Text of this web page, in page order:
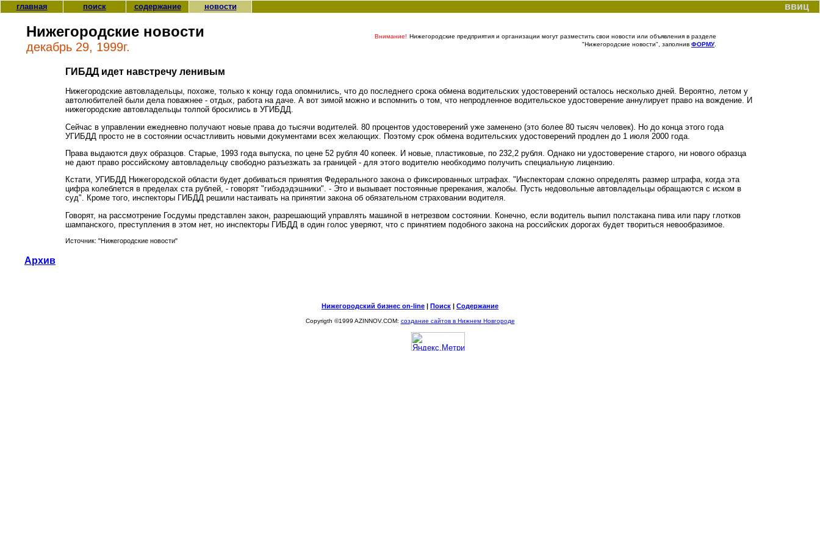
главная поиск содержание новости ввиц
Нижегородские новости
декабрь 29, 1999г.
Внимание! Нижегородские предприятия и организации могут разместить свои новости или объявления в разделе
"Нижегородские новости", заполнив ФОРМУ.
ГИБДД идет навстречу ленивым
Нижегородские автовладельцы, похоже, только к концу года опомнились, что до последнего срока обмена водительских удостоверений осталось несколько дней. Вероятно, летом у
автолюбителей были дела поважнее - отдых, работа на даче. А вот зимой можно и вспомнить о том, что непродленное водительское удостоверение аннулирует право на вождение. И
нижегородские автовладельцы толпой бросились в УГИБДД.
Сейчас в управлении ежедневно получают новые права до тысячи водителей. 80 процентов удостоверений уже заменено (это более 80 тысяч человек). Но до конца этого года
УГИБДД просто не в состоянии осчастливить новыми документами всех желающих. Поэтому срок обмена водительских удостоверений продлен до 1 июля 2000 года.
Права выдаются двух образцов. Старые, 1993 года выпуска, по цене 52 рубля 40 копеек. И новые, пластиковые, по 232,2 рубля. Однако ни удостоверение старого, ни нового образца
не дают право российскому автовладельцу свободно разъезжать за границей - для этого водителю необходимо получить специальную лицензию.
Кстати, УГИБДД Нижегородской области будет добиваться принятия Федерального закона о фиксированных штрафах. "Инспекторам сложно определять размер штрафа, когда эта
цифра колеблется в пределах ста рублей, - говорят "гибэдэдэшники". - Это и вызывает постоянные пререкания, жалобы. Пусть недовольные автовладельцы обращаются с иском в
суд". Кроме того, инспекторы ГИБДД решили настаивать на принятии закона об обязательном страховании водителя.
Говорят, на рассмотрение Госдумы представлен закон, разрешающий управлять машиной в нетрезвом состоянии. Конечно, если водитель выпил полстакана пива или пару глотков
шампанского, преступления в этом нет, но инспекторы ГИБДД в один голос уверяют, что с принятием подобного закона на российских дорогах будет твориться невообразимое.
Источник: "Нижегородские новости"
Архив
Нижегородский бизнес on-line | Поиск | Содержание
Copyrigth ©1999 AZINNOV.COM: создание сайтов в Нижнем Новгороде